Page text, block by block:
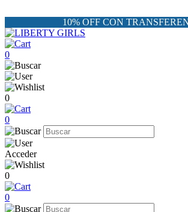
10% OFF CON
0
0
0
Acceder
0
0